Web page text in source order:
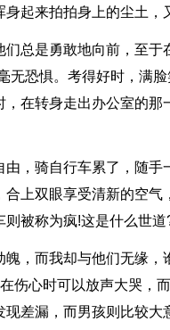
起来拍拍身上的尘土，
总是勇敢地向前，至于
无恐惧。考得好时，满
在转身走出办公室的那
，骑自行车累了，随手
上双眼享受清新的空气
被称为疯!这是什么世道
，而我却与他们无缘，
心时可以放声大哭，
差漏，而男孩则比较大